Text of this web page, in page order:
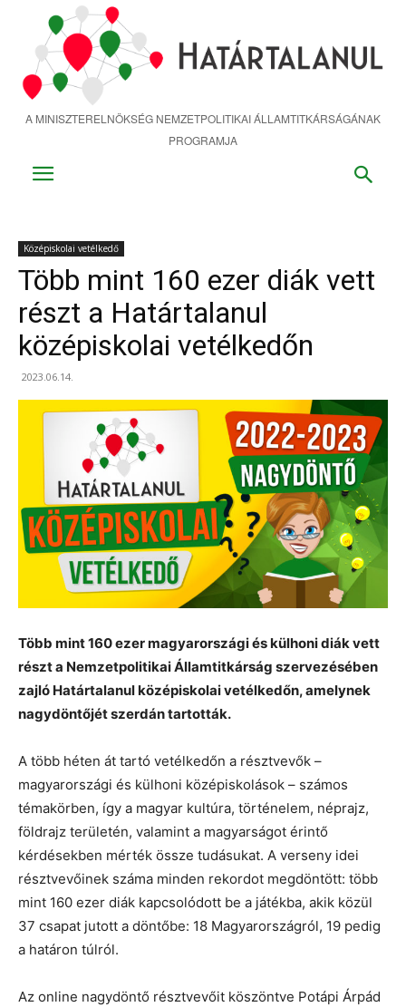
tartalomra
A MINISZTERELNÖKSÉG NEMZETPOLITIKAI ÁLLAMTITKÁRSÁGÁNAK
PROGRAMJA
Középiskolai vetélkedő
Több mint 160 ezer diák vett
részt a Határtalanul
középiskolai vetélkedőn
2023.06.14.
Több mint 160 ezer magyarországi és külhoni diák vett
részt a Nemzetpolitikai Államtitkárság szervezésében
zajló Határtalanul középiskolai vetélkedőn, amelynek
nagydöntőjét szerdán tartották.
A több héten át tartó vetélkedőn a résztvevők –
magyarországi és külhoni középiskolások – számos
témakörben, így a magyar kultúra, történelem, néprajz,
földrajz területén, valamint a magyarságot érintő
kérdésekben mérték össze tudásukat. A verseny idei
résztvevőinek száma minden rekordot megdöntött: több
mint 160 ezer diák kapcsolódott be a játékba, akik közül
37 csapat jutott a döntőbe: 18 Magyarországról, 19 pedig
a határon túlról.
Az online nagydöntő résztvevőit köszöntve Potápi Árpád